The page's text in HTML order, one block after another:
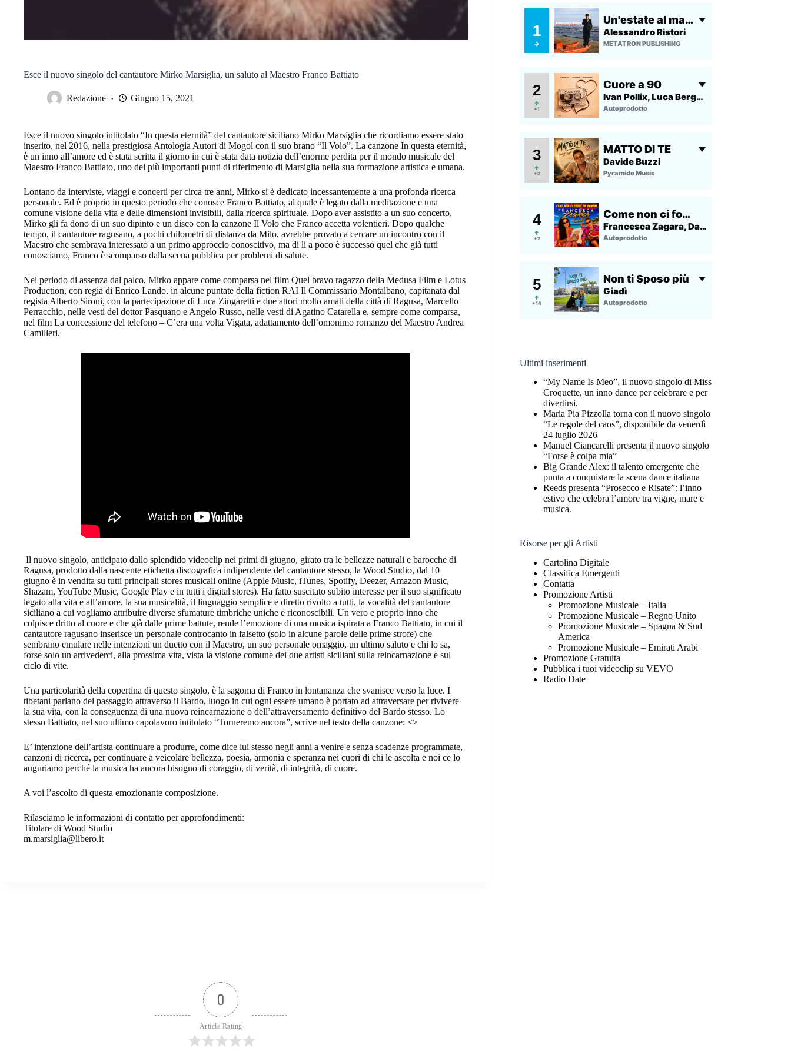
Esce il nuovo singolo del cantautore Mirko Marsiglia, un saluto al Maestro Franco Battiato
Redazione Giugno 15, 2021
Esce il nuovo singolo intitolato “In questa eternità” del cantautore siciliano Mirko Marsiglia che ricordiamo essere stato
inserito, nel 2016, nella prestigiosa Antologia Autori di Mogol con il suo brano “Il Volo”. La canzone In questa eternità,
è un inno all’amore ed è stata scritta il giorno in cui è stata data notizia dell’enorme perdita per il mondo musicale del
Maestro Franco Battiato, uno dei più importanti punti di riferimento di Marsiglia nella sua formazione artistica e umana.
Lontano da interviste, viaggi e concerti per circa tre anni, Mirko si è dedicato incessantemente a una profonda ricerca
personale. Ed è proprio in questo periodo che conosce Franco Battiato, al quale è legato dalla meditazione e una
comune visione della vita e delle dimensioni invisibili, dalla ricerca spirituale. Dopo aver assistito a un suo concerto,
Mirko gli fa dono di un suo dipinto e un disco con la canzone Il Volo che Franco accetta volentieri. Dopo qualche
tempo, il cantautore ragusano, a pochi chilometri di distanza da Milo, avrebbe provato a cercare un incontro con il
Maestro che sembrava interessato a un primo approccio conoscitivo, ma di li a poco è successo quel che già tutti
conosciamo, Franco è scomparso dalla scena pubblica per problemi di salute.
Nel periodo di assenza dal palco, Mirko appare come comparsa nel film Quel bravo ragazzo della Medusa Film e Lotus
Production, con regia di Enrico Lando, in alcune puntate della fiction RAI Il Commissario Montalbano, capitanata dal
regista Alberto Sironi, con la partecipazione di Luca Zingaretti e due attori molto amati della città di Ragusa, Marcello
Perracchio, nelle vesti del dottor Pasquano e Angelo Russo, nelle vesti di Agatino Catarella e, sempre come comparsa,
nel film La concessione del telefono – C’era una volta Vigata, adattamento dell’omonimo romanzo del Maestro Andrea
Camilleri.
Il nuovo singolo, anticipato dallo splendido videoclip nei primi di giugno, girato tra le bellezze naturali e barocche di
Ragusa, prodotto dalla nascente etichetta discografica indipendente del cantautore stesso, la Wood Studio, dal 10
giugno è in vendita su tutti principali stores musicali online (Apple Music, iTunes, Spotify, Deezer, Amazon Music,
Shazam, YouTube Music, Google Play e in tutti i digital stores). Ha fatto suscitato subito interesse per il suo significato
legato alla vita e all’amore, la sua musicalità, il linguaggio semplice e diretto rivolto a tutti, la vocalità del cantautore
siciliano a cui vogliamo attribuire diverse sfumature timbriche uniche e riconoscibili. Un vero e proprio inno che
colpisce dritto al cuore e che già dalle prime battute, rende l’emozione di una musica ispirata a Franco Battiato, in cui il
cantautore ragusano inserisce un personale controcanto in falsetto (solo in alcune parole delle prime strofe) che
sembrano emulare nelle intenzioni un duetto con il Maestro, un suo personale omaggio, un ultimo saluto e chi lo sa,
forse solo un arrivederci, alla prossima vita, vista la visione comune dei due artisti siciliani sulla reincarnazione e sul
ciclo di vite.
Una particolarità della copertina di questo singolo, è la sagoma di Franco in lontananza che svanisce verso la luce. I
tibetani parlano del passaggio attraverso il Bardo, luogo in cui ogni essere umano è portato ad attraversare per rivivere
la sua vita, con la conseguenza di una nuova reincarnazione o dell’attraversamento definitivo del Bardo stesso. Lo
stesso Battiato, nel suo ultimo capolavoro intitolato “Torneremo ancora”, scrive nel testo della canzone: <>
E’ intenzione dell’artista continuare a produrre, come dice lui stesso negli anni a venire e senza scadenze programmate,
canzoni di ricerca, per continuare a veicolare bellezza, poesia, armonia e speranza nei cuori di chi le ascolta e noi ce lo
auguriamo perché la musica ha ancora bisogno di coraggio, di verità, di integrità, di cuore.
A voi l’ascolto di questa emozionante composizione.
Rilasciamo le informazioni di contatto per approfondimenti:
Titolare di Wood Studio
m.marsiglia@libero.it
Ultimi inserimenti
“My Name Is Meo”, il nuovo singolo di Miss
Croquette, un inno dance per celebrare e per
divertirsi.
Maria Pia Pizzolla torna con il nuovo singolo
“Le regole del caos”, disponibile da venerdì
24 luglio 2026
Manuel Ciancarelli presenta il nuovo singolo
“Forse è colpa mia”
Big Grande Alex: il talento emergente che
punta a conquistare la scena dance italiana
Reeds presenta “Prosecco e Risate”: l’inno
estivo che celebra l’amore tra vigne, mare e
musica.
Risorse per gli Artisti
Cartolina Digitale
Classifica Emergenti
Contatta
Promozione Artisti
Promozione Musicale – Italia
Promozione Musicale – Regno Unito
Promozione Musicale – Spagna & Sud
America
Promozione Musicale – Emirati Arabi
Promozione Gratuita
Pubblica i tuoi videoclip su VEVO
Radio Date
0
Article Rating